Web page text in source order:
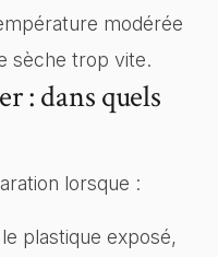
modérée
sèche trop vite.
: dans quels
lorsque :
plastique exposé,